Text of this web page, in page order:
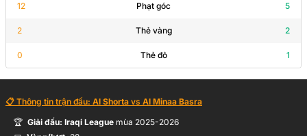
12 Phạt góc 5
2 Thẻ vàng 2
0 Thẻ đỏ 1
📋 Thông tin trận đấu: Al Shorta vs Al Minaa Basra
🏆 Giải đấu: Iraqi League mùa 2025-2026